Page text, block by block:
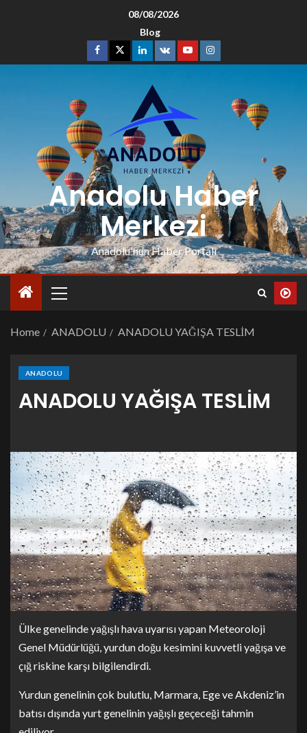
08/08/2026
Blog
Anadolu Haber
Merkezi
Anadolu'nun Haber Portalı
Home ANADOLU ANADOLU YAĞIŞA TESLİM
ANADOLU
ANADOLU YAĞIŞA TESLİM
Ülke genelinde yağışlı hava uyarısı yapan Meteoroloji
Genel Müdürlüğü, yurdun doğu kesimini kuvvetli yağışa ve
çığ riskine karşı bilgilendirdi.
Yurdun genelinin çok bulutlu, Marmara, Ege ve Akdeniz’in
batısı dışında yurt genelinin yağışlı geçeceği tahmin